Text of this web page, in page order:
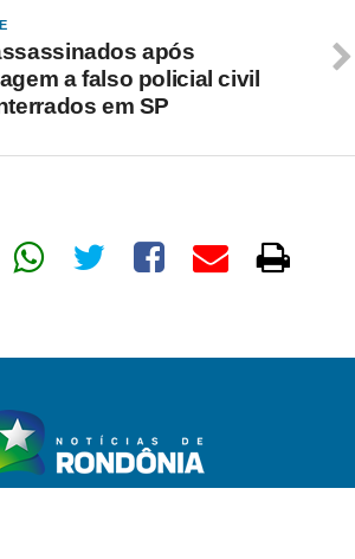
após
a falso policial civil
em SP